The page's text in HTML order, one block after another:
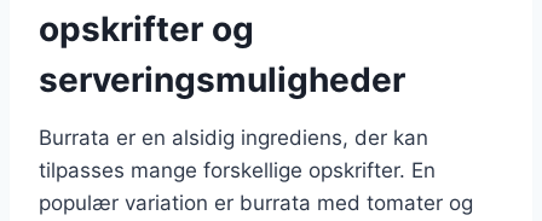
opskrifter og
serveringsmuligheder
Burrata er en alsidig ingrediens, der kan
tilpasses mange forskellige opskrifter. En
populær variation er burrata med tomater og